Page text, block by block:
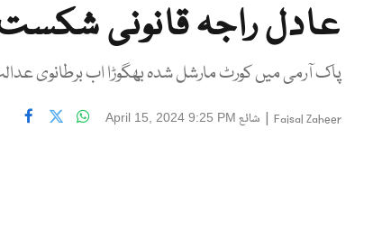
عادل راجہ قانونی
پاک آرمی میں کورٹ مارشل شدہ بھگوڑا اب برطانوی
Faisal Zaheer
| شائع April 15, 2024 9:25 PM